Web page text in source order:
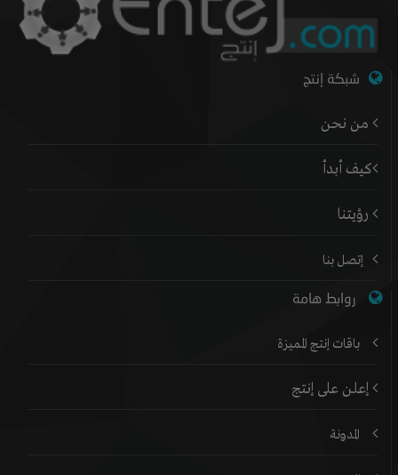
شبكة إنتج
من نحن
كيف أبدأ
رؤيتنا
إتصل بنا
روابط هامة
باقات إنتج المميزة
إعلن على إنتج
المدونة